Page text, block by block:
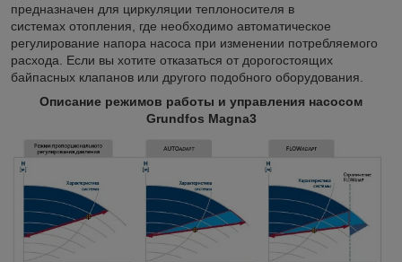
предназначен для циркуляции теплоносителя в
системах отопления, где необходимо автоматическое
регулирование напора насоса при изменении потребляемого
расхода. Если вы хотите отказаться от дорогостоящих
байпасных клапанов или другого подобного оборудования.
Описание режимов работы и управления насосом
Grundfos Magna3